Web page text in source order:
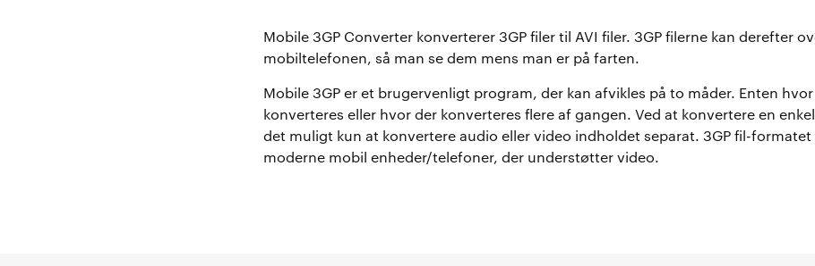
Mobile 3GP Converter konverterer 3GP filer til AVI filer. 3GP filerne kan derefter
mobiltelefonen, så man se dem mens man er på farten.
Mobile 3GP er et brugervenligt program, der kan afvikles på to måder. Enten hvor
konverteres eller hvor der konverteres flere af gangen. Ved at konvertere en
det muligt kun at konvertere audio eller video indholdet separat. 3GP fil-formatet
moderne mobil enheder/telefoner, der understøtter video.